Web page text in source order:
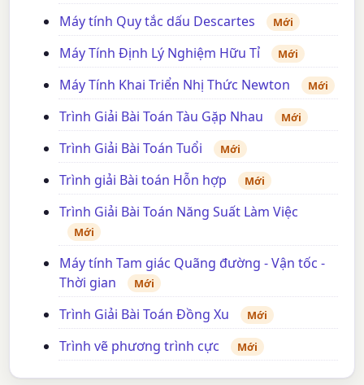
Máy tính Quy tắc dấu Descartes Mới
Máy Tính Định Lý Nghiệm Hữu Tỉ Mới
Máy Tính Khai Triển Nhị Thức Newton Mới
Trình Giải Bài Toán Tàu Gặp Nhau Mới
Trình Giải Bài Toán Tuổi Mới
Trình giải Bài toán Hỗn hợp Mới
Trình Giải Bài Toán Năng Suất Làm Việc
Mới
Máy tính Tam giác Quãng đường - Vận tốc -
Thời gian
Mới
Trình Giải Bài Toán Đồng Xu Mới
Trình vẽ phương trình cực Mới